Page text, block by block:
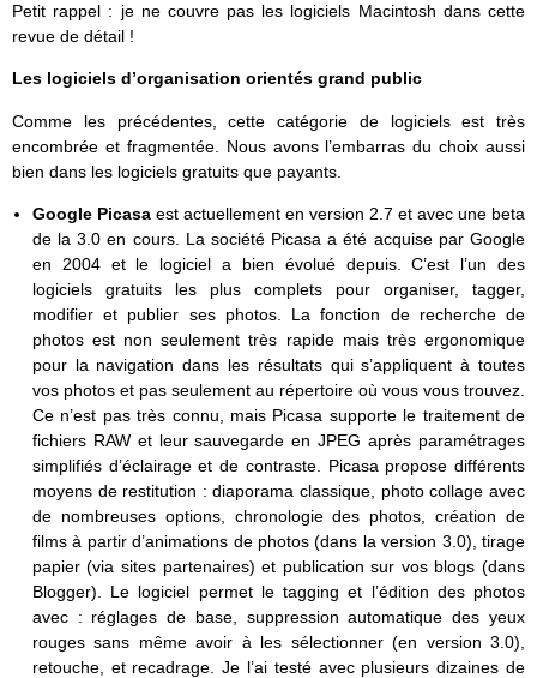
Petit rappel : je ne couvre pas les logiciels Macintosh dans cette
revue de détail !
Les logiciels d’organisation orientés grand public
Comme les précédentes, cette catégorie de logiciels est très
encombrée et fragmentée. Nous avons l’embarras du choix aussi
bien dans les logiciels gratuits que payants.
Google Picasa est actuellement en version 2.7 et avec une beta
de la 3.0 en cours. La société Picasa a été acquise par Google
en 2004 et le logiciel a bien évolué depuis. C’est l’un des
logiciels gratuits les plus complets pour organiser, tagger,
modifier et publier ses photos. La fonction de recherche de
photos est non seulement très rapide mais très ergonomique
pour la navigation dans les résultats qui s’appliquent à toutes
vos photos et pas seulement au répertoire où vous vous trouvez.
Ce n’est pas très connu, mais Picasa supporte le traitement de
fichiers RAW et leur sauvegarde en JPEG après paramétrages
simplifiés d’éclairage et de contraste. Picasa propose différents
moyens de restitution : diaporama classique, photo collage avec
de nombreuses options, chronologie des photos, création de
films à partir d’animations de photos (dans la version 3.0), tirage
papier (via sites partenaires) et publication sur vos blogs (dans
Blogger). Le logiciel permet le tagging et l’édition des photos
avec : réglages de base, suppression automatique des yeux
rouges sans même avoir à les sélectionner (en version 3.0),
retouche, et recadrage. Je l’ai testé avec plusieurs dizaines de